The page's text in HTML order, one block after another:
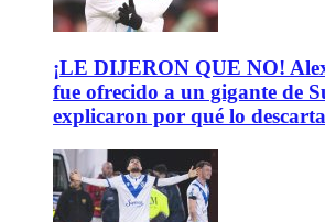
¡LE DIJERON QUE NO!
fue ofrecido a un gigante de
explicaron por qué lo